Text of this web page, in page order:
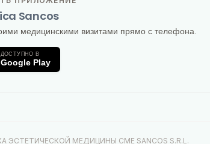
Sancos
медицинскими визитами прямо с телефона.
ДОСТУПНО В
Google Play
ЭСТЕТИЧЕСКОЙ МЕДИЦИНЫ CME SANCOS S.R.L.